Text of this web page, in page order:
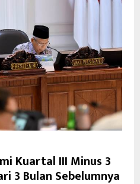
Kuartal III Minus 3
3 Bulan Sebelumnya